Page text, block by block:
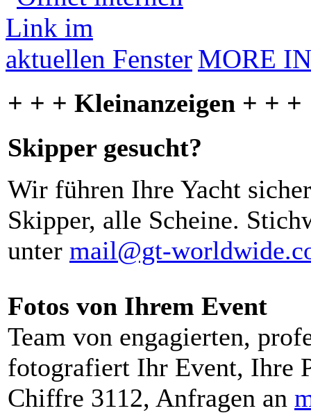
MORE
+ + + Kleinanzeigen + + +
Skipper gesucht?
Wir führen Ihre Yacht
Skipper, alle Scheine.
unter mail@gt-
Fotos von Ihrem Event
Team von engagierten,
fotografiert Ihr Event, Ihre
Chiffre 3112, Anfragen an